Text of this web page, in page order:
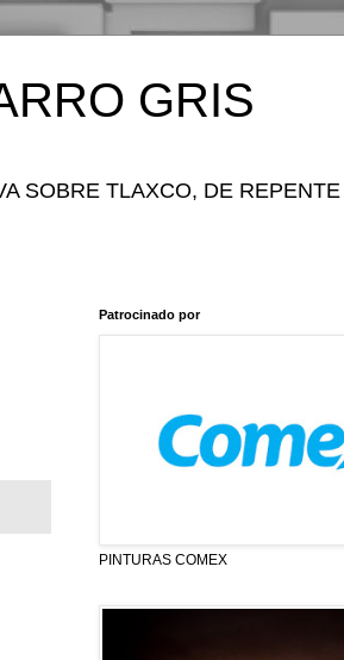
GRIS
SOBRE TLAXCO, DE
Patrocinado por
PINTURAS COMEX